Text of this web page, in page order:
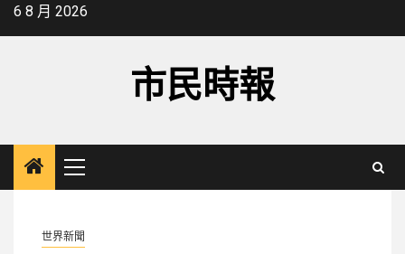
Skip6 8 月 2026
市民時報
Primary
Menu
世界新聞